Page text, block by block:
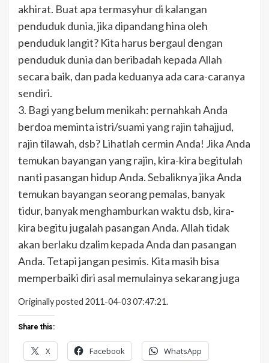
akhirat. Buat apa termasyhur di kalangan
penduduk dunia, jika dipandang hina oleh
penduduk langit? Kita harus bergaul dengan
penduduk dunia dan beribadah kepada Allah
secara baik, dan pada keduanya ada cara-caranya
sendiri.
3. Bagi yang belum menikah: pernahkah Anda
berdoa meminta istri/suami yang rajin tahajjud,
rajin tilawah, dsb? Lihatlah cermin Anda! Jika Anda
temukan bayangan yang rajin, kira-kira begitulah
nanti pasangan hidup Anda. Sebaliknya jika Anda
temukan bayangan seorang pemalas, banyak
tidur, banyak menghamburkan waktu dsb, kira-
kira begitu jugalah pasangan Anda. Allah tidak
akan berlaku dzalim kepada Anda dan pasangan
Anda. Tetapi jangan pesimis. Kita masih bisa
memperbaiki diri asal memulainya sekarang juga
Originally posted 2011-04-03 07:47:21.
Share this:
X Facebook WhatsApp